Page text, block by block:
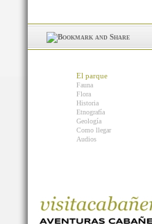
El parque
Fauna
Flora
Historia
Etnografía
Geología
Como llegar
Audios